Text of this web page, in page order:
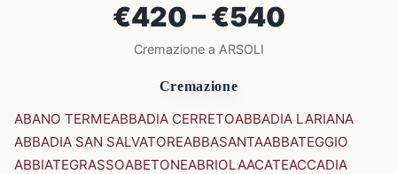
€420 – €540
Cremazione a ARSOLI
Cremazione
ABANO TERMEABBADIA CERRETOABBADIA LARIANA
ABBADIA SAN SALVATOREABBASANTAABBATEGGIO
ABBIATEGRASSOABETONEABRIOLAACATEACCADIA